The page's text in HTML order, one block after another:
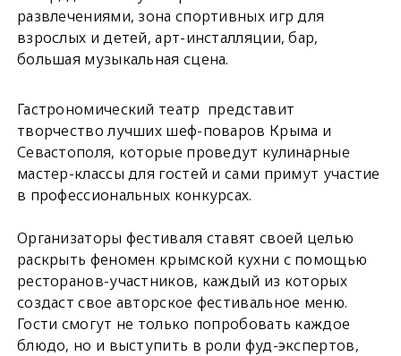
развлечениями, зона спортивных игр для
взрослых и детей, арт-инсталляции, бар,
большая музыкальная сцена.
Гастрономический театр представит
творчество лучших шеф-поваров Крыма и
Севастополя, которые проведут кулинарные
мастер-классы для гостей и сами примут участие
в профессиональных конкурсах.
Организаторы фестиваля ставят своей целью
раскрыть феномен крымской кухни с помощью
ресторанов-участников, каждый из которых
создаст свое авторское фестивальное меню.
Гости смогут не только попробовать каждое
блюдо, но и выступить в роли фуд-экспертов,